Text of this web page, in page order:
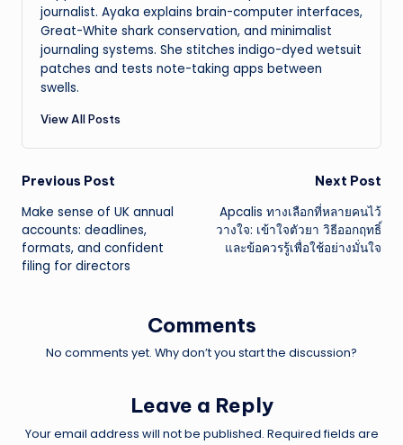
journalist. Ayaka explains brain-computer interfaces,
Great-White shark conservation, and minimalist
journaling systems. She stitches indigo-dyed wetsuit
patches and tests note-taking apps between
swells.
View All Posts
Post
navigation
Previous Post
Make sense of UK annual
accounts: deadlines,
formats, and confident
filing for directors
Next Post
Apcalis ทางเลือกที่หลายคนไว้
วางใจ: เข้าใจตัวยา วิธีออกฤทธิ์
และข้อควรรู้เพื่อใช้อย่างมั่นใจ
Comments
No comments yet. Why don’t you start the discussion?
Leave a Reply
Your email address will not be published. Required fields are